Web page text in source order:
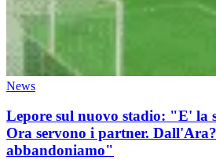
News
Lepore sul nuovo stadio: "E' la
Ora servono i partner.
abbandoniamo"